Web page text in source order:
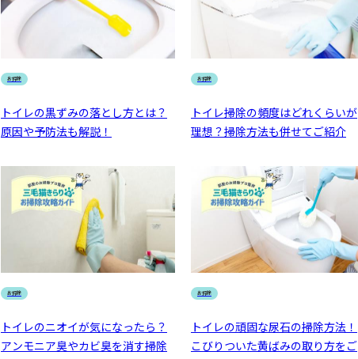
お掃除
トイレの黒ずみの落とし方とは？
原因や予防法も解説！
お掃除
トイレ掃除の頻度はどれくらいが
理想？掃除方法も併せてご紹介
お掃除
トイレのニオイが気になったら？
アンモニア臭やカビ臭を消す掃除
お掃除
トイレの頑固な尿石の掃除方法！
こびりついた黄ばみの取り方をご